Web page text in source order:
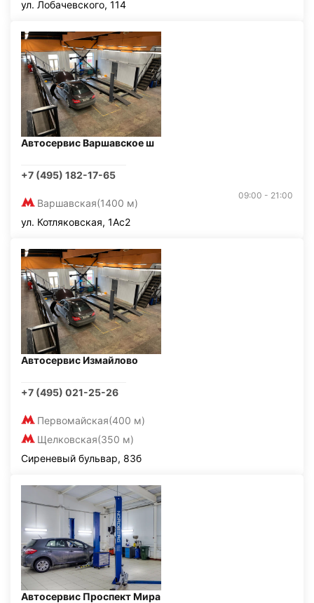
ул. Лобачевского, 114
Автосервис Варшавское ш
+7 (495) 182-17-65
Варшавская(1400 м)
09:00 - 21:00
ул. Котляковская, 1Ас2
Автосервис Измайлово
+7 (495) 021-25-26
Первомайская(400 м)
Щелковская(350 м)
Сиреневый бульвар, 83б
Автосервис Проспект Мира